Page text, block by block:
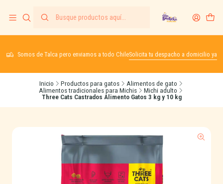
Somos de Talca pero enviamos a todo ChileSolicita tu despacho a domicilio ya
Inicio Productos para gatos
Alimentos de gato
Alimentos tradicionales para Michis
Michi adulto
Three Cats Castrados Alimento Gatos 3 kg y 10 kg